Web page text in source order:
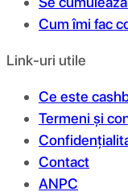
Cum îmi fac
Link-uri utile
Ce este
Termeni și
Contact
ANPC